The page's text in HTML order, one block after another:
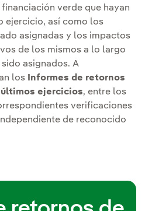
verde que hayan
ejercicio, así como los
asignadas y los impactos
de los mismos a lo largo
asignados. A
los Informes de retornos
ejercicios, entre los
verificaciones
de reconocido